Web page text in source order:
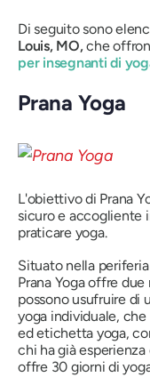
Di seguito sono
Louis, MO,che
per insegnanti di
Prana Yoga
L'obiettivo di Prana
sicuro e accogliente
praticare yoga.
Situato nella
Prana Yoga offre
possono usufruire di
yoga individuale,
ed etichetta yoga,
chi ha già
offre 30 giorni di